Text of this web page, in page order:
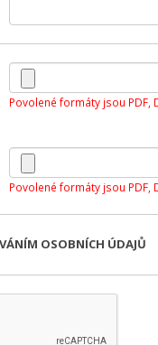
Povolené formáty jsou PDF,
Povolené formáty jsou PDF,
OSOBNÍCH ÚDAJŮ